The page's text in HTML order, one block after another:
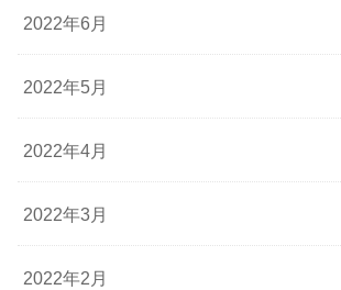
2022年6月
2022年5月
2022年4月
2022年3月
2022年2月